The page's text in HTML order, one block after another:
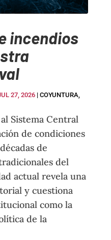
incendios
27, 2026| COYUNTURA,
Sistema Central
de condiciones
de
del
actual revela una
y cuestiona
como la
de la